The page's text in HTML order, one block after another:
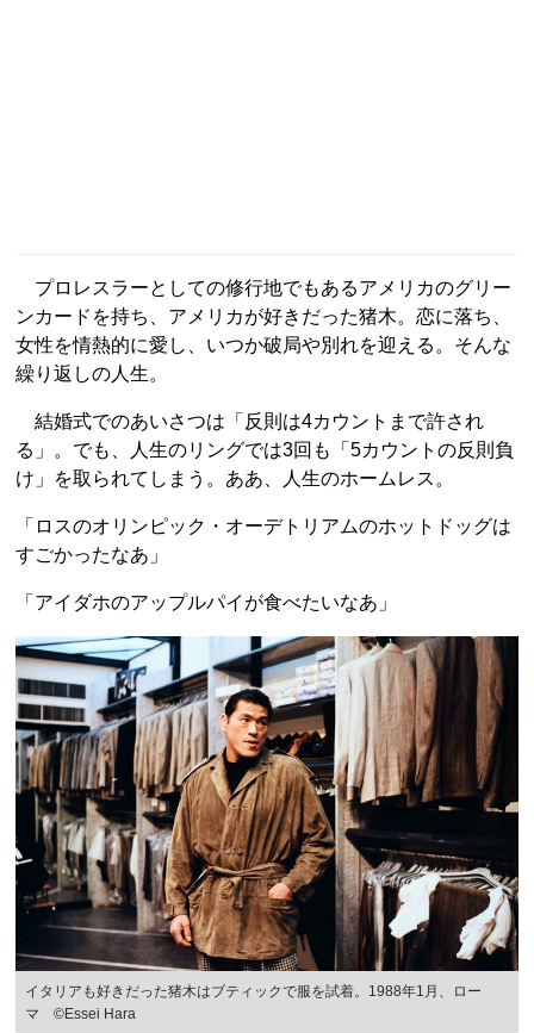
プロレスラーとしての修行地でもあるアメリカのグリー
ンカードを持ち、アメリカが好きだった猪木。恋に落ち、
女性を情熱的に愛し、いつか破局や別れを迎える。そんな
繰り返しの人生。
結婚式でのあいさつは「反則は4カウントまで許され
る」。でも、人生のリングでは3回も「5カウントの反則負
け」を取られてしまう。ああ、人生のホームレス。
「ロスのオリンピック・オーデトリアムのホットドッグは
すごかったなあ」
「アイダホのアップルパイが食べたいなあ」
イタリアも好きだった猪木はブティックで服を試着。1988年1月、ロー
マ ©Essei Hara